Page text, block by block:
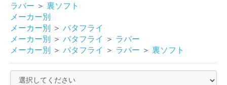
ラバー ＞ 裏ソフト
メーカー別
メーカー別 ＞ バタフライ
メーカー別 ＞ バタフライ ＞ ラバー
メーカー別 ＞ バタフライ ＞ ラバー ＞ 裏ソフト